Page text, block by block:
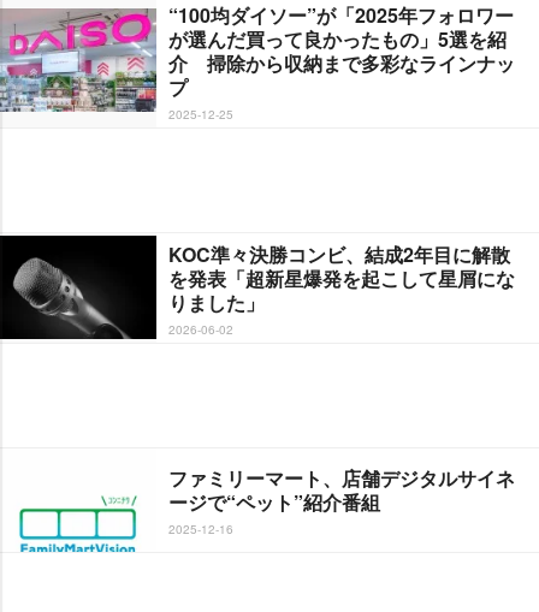
“100均ダイソー”が「2025年フォロワー
が選んだ買って良かったもの」5選を紹
介 掃除から収納まで多彩なラインナッ
プ
2025-12-25
KOC準々決勝コンビ、結成2年目に解散
を発表「超新星爆発を起こして星屑にな
りました」
2026-06-02
ファミリーマート、店舗デジタルサイネ
ージで“ペット”紹介番組
2025-12-16